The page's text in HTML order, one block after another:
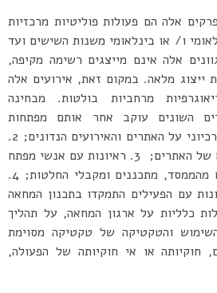
אלה הם פעולות פוליטיות מרכזיות
ו/ או בינלאומי משנות השישים ועד
אלה אינם מייצגים רשימה מקיפה,
ייצוג מלאה. במקום זאת, אירועים אלה
מרחביות בולטות. מבחינה
השונים עוקב אחר אותם מפתחות
עיקריים וכולל: 1. מחקר ארכיוני על האתרים והאירועים הנדונים; 2.
ניתוחים פיזיים ואדריכליים של האתרים; 3. ראיונות עם אנשי מפתח
בעיר – אזרחים או אנשים מהממסד, מתכננים ומקבלי החלטות; 4.
עם הפעילים התמקדו בתכנון המחאה
כלליות על ארגון המחאה, על תהליך
והטקטיקה של טקטיקה מסוימת
חוקיותה או אי חוקיותה של הפעולה,